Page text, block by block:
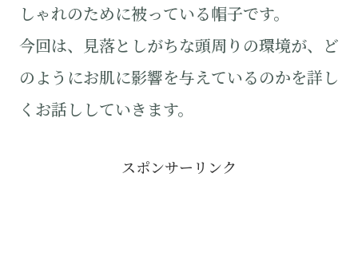
しゃれのために被っている帽子です。
今回は、見落としがちな頭周りの環境が、ど
のようにお肌に影響を与えているのかを詳し
くお話ししていきます。
スポンサーリンク